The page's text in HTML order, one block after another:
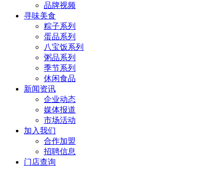
品牌视频
寻味美食
粽子系列
蛋品系列
八宝饭系列
粥品系列
季节系列
休闲食品
新闻资讯
企业动态
媒体报道
市场活动
加入我们
合作加盟
招聘信息
门店查询